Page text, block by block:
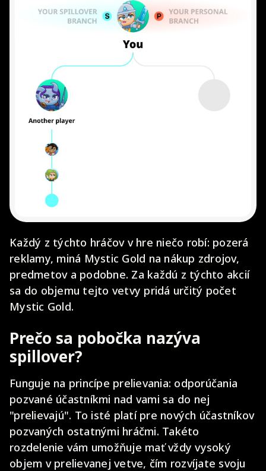
Každý z týchto hráčov v hre niečo robí: pozerá
reklamy, miná Mystic Gold na nákup zdrojov,
predmetov a podobne. Za každú z týchto akcií
sa do objemu tejto vetvy pridá určitý počet
Mystic Gold.
Prečo sa pobočka nazýva
spillover?
Funguje na princípe prelievania: odporúčania
pozvané účastníkmi nad vami sa do nej
"prelievajú". To isté platí pre nových účastníkov
pozvaných ostatnými hráčmi. Takéto
rozdelenie vám umožňuje mať vždy vysoký
objem v prelievanej vetve, čím rozvíjate svoju